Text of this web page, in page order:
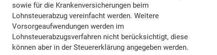
sowie für die Krankenversicherungen beim
Lohnsteuerabzug vereinfacht werden. Weitere
Vorsorgeaufwendungen werden im
Lohnsteuerabzugsverfahren nicht berücksichtigt, diese
können aber in der Steuererklärung angegeben werden.